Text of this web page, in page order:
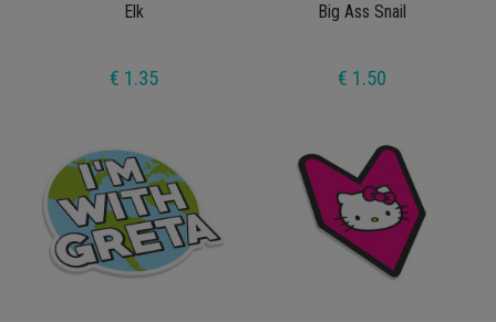
Elk
€ 1.35
Big Ass Snail
€ 1.50